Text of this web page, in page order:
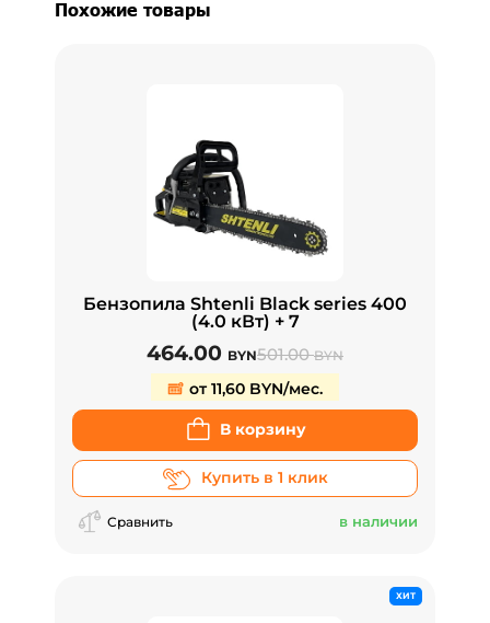
Похожие товары
Бензопила Shtenli Black series 400
(4.0 кВт) + 7
464.00 BYN501.00BYN
от 11,60 BYN/мес.
В корзину
Купить в 1 клик
Сравнить в наличии
ХИТ